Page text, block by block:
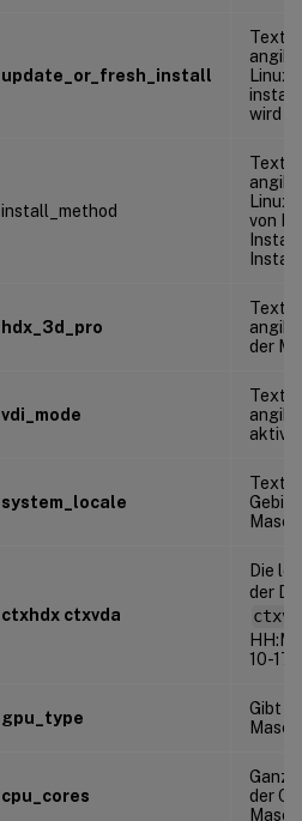
update_or_fresh_install
Linux
wird
install_method
Linux
von
hdx_3d_pro
der
vdi_mode
system_locale
ctxhdx ctxvda
Die
der
10-
gpu_type
Gibt
cpu_cores
der